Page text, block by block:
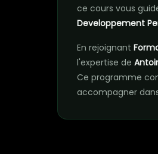
ce cours vous
Developpement
En rejoignant
l'expertise de
Ce programme
accompagner